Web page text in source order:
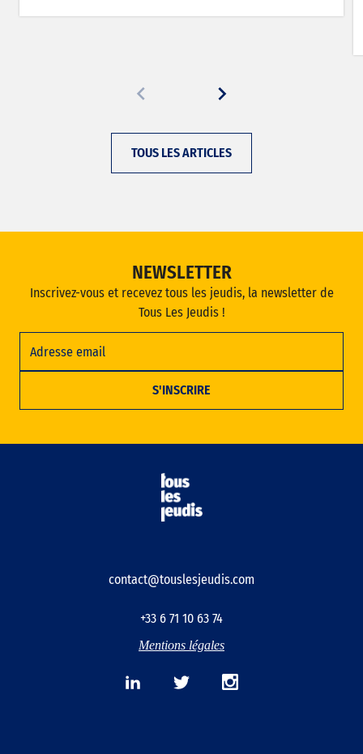
TOUS LES ARTICLES
NEWSLETTER
Inscrivez-vous et recevez tous les jeudis, la newsletter de
Tous Les Jeudis !
contact@touslesjeudis.com
+33 6 71 10 63 74
Mentions légales